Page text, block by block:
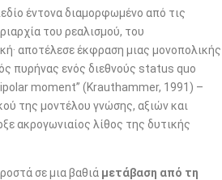
έντονα διαμορφωμένο από τις
του ρεαλισμού, του
αποτέλεσε έκφραση μιας μονοπολικής
πυρήνας ενός διεθνούς status quo
moment” (Krauthammer, 1991) –
της μοντέλου γνώσης, αξιών και
ακρογωνιαίος λίθος της δυτικής
σε μια βαθιά μετάβαση από τη